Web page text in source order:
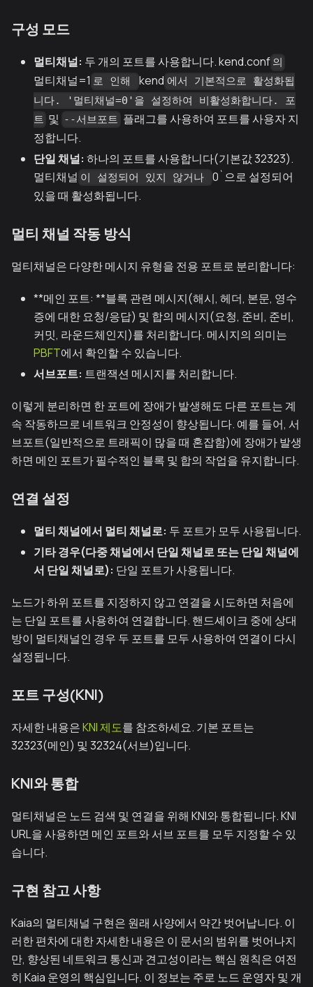
구성 모드
멀티채널: 두 개의 포트를 사용합니다. kend.conf 의
멀티채널=1 로 인해 kend 에서 기본적으로 활성화됩
니다. '멀티채널=0'을 설정하여 비활성화합니다. 포
트 및 --서브포트 플래그를 사용하여 포트를 사용자 지
정합니다.
단일 채널: 하나의 포트를 사용합니다(기본값 32323).
멀티채널 이 설정되어 있지 않거나
0`으로 설정되어
있을 때 활성화됩니다.
멀티 채널 작동 방식
멀티채널은 다양한 메시지 유형을 전용 포트로 분리합니다:
**메인 포트: **블록 관련 메시지(해시, 헤더, 본문, 영수
증에 대한 요청/응답) 및 합의 메시지(요청, 준비, 준비,
커밋, 라운드체인지)를 처리합니다. 메시지의 의미는
PBFT에서 확인할 수 있습니다.
서브포트: 트랜잭션 메시지를 처리합니다.
이렇게 분리하면 한 포트에 장애가 발생해도 다른 포트는 계
속 작동하므로 네트워크 안정성이 향상됩니다. 예를 들어, 서
브포트(일반적으로 트래픽이 많을 때 혼잡함)에 장애가 발생
하면 메인 포트가 필수적인 블록 및 합의 작업을 유지합니다.
연결 설정
멀티 채널에서 멀티 채널로: 두 포트가 모두 사용됩니다.
기타 경우(다중 채널에서 단일 채널로 또는 단일 채널에
서 단일 채널로): 단일 포트가 사용됩니다.
노드가 하위 포트를 지정하지 않고 연결을 시도하면 처음에
는 단일 포트를 사용하여 연결합니다. 핸드셰이크 중에 상대
방이 멀티채널인 경우 두 포트를 모두 사용하여 연결이 다시
설정됩니다.
포트 구성(KNI)
자세한 내용은KNI 제도를 참조하세요. 기본 포트는
32323(메인) 및 32324(서브)입니다.
KNI와 통합
멀티채널은 노드 검색 및 연결을 위해 KNI와 통합됩니다. KNI
URL을 사용하면 메인 포트와 서브 포트를 모두 지정할 수 있
습니다.
구현 참고 사항
Kaia의 멀티채널 구현은 원래 사양에서 약간 벗어납니다. 이
러한 편차에 대한 자세한 내용은 이 문서의 범위를 벗어나지
만, 향상된 네트워크 통신과 견고성이라는 핵심 원칙은 여전
히 Kaia 운영의 핵심입니다. 이 정보는 주로 노드 운영자 및 개